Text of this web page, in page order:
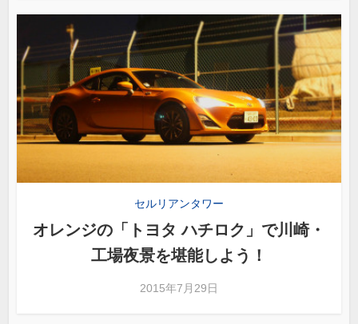
セルリアンタワー
オレンジの「トヨタ ハチロク」で川崎・
工場夜景を堪能しよう！
2015年7月29日